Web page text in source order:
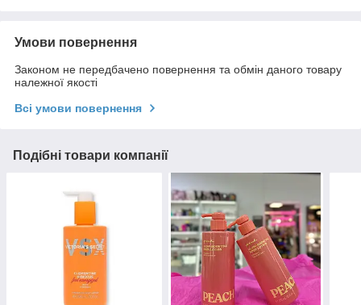
Умови повернення
Законом не передбачено повернення та обмін даного товару
належної якості
Всі умови повернення
Подібні товари компанії